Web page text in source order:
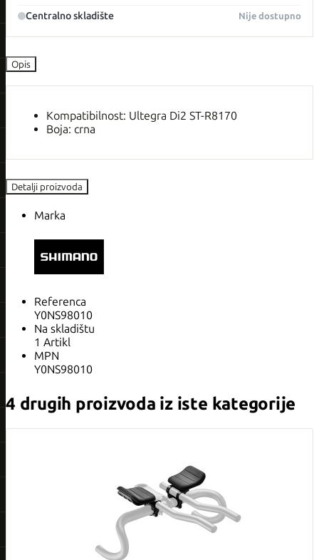
Centralno skladište
Nije dostupno
Opis
Kompatibilnost: Ultegra Di2 ST-R8170
Boja: crna
Detalji proizvoda
Marka
Referenca
Y0NS98010
Na skladištu
1 Artikl
MPN
Y0NS98010
4 drugih proizvoda iz iste kategorije